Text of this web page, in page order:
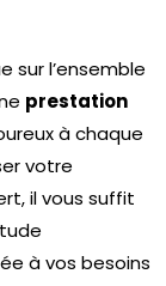
sur l’ensemble
prestation
à chaque
votre
il vous suffit
à vos besoins